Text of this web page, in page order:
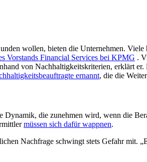
wollen, bieten die Unternehmen.
Vorstands Financial Services bei KPMG .
von Nachhaltigkeitskriterien, erklärt
ernannt, die die
Dynamik, die zunehmen wird, wenn die
müssen sich dafür wappnen.
Nachfrage schwingt stets Gefahr mit.